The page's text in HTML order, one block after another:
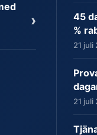
›
45
%
21 juli
21 juli